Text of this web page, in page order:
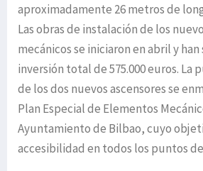
aproximadamente 26 metros de
Las obras de instalación de los
mecánicos se iniciaron en abril y
inversión total de 575.000 euros. La
de los dos nuevos ascensores se
Plan Especial de Elementos
Ayuntamiento de Bilbao, cuyo
accesibilidad en todos los puntos